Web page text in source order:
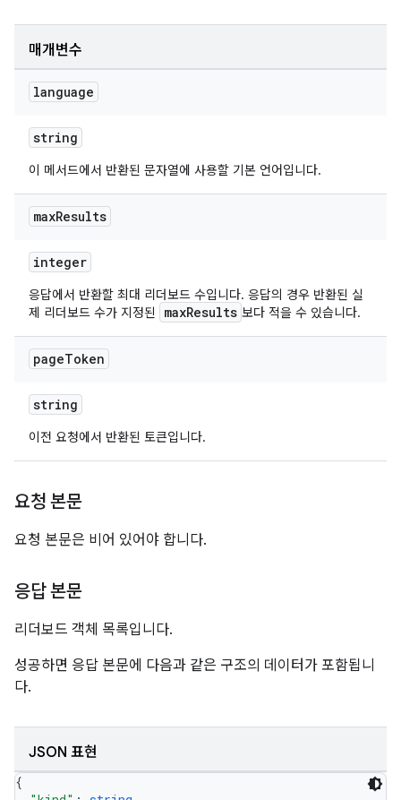
매개변수
language
string
이 메서드에서 반환된 문자열에 사용할 기본 언어입니다.
maxResults
integer
응답에서 반환할 최대 리더보드 수입니다. 응답의 경우 반환된 실
제 리더보드 수가 지정된
maxResults 보다 적을 수 있습니다.
pageToken
string
이전 요청에서 반환된 토큰입니다.
요청 본문
요청 본문은 비어 있어야 합니다.
응답 본문
리더보드 객체 목록입니다.
성공하면 응답 본문에 다음과 같은 구조의 데이터가 포함됩니
다.
JSON 표현
{